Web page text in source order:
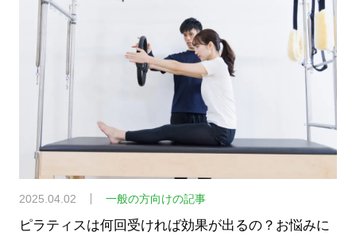
2025.04.02 一般の方向けの記事
ピラティスは何回受ければ効果が出るの？お悩みに